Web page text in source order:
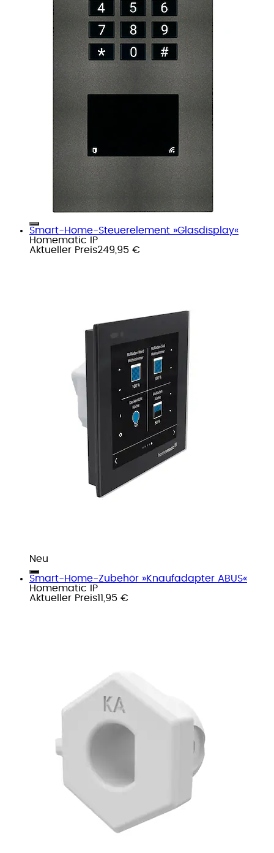
Smart-Home-Steuerelement »Glasdisplay«
Homematic IP
Aktueller Preis249,95 €
Neu
Smart-Home-Zubehör »Knaufadapter ABUS«
Homematic IP
Aktueller Preis11,95 €